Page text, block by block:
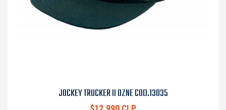
JOCKEY TRUCKER II OZNE COD.13035